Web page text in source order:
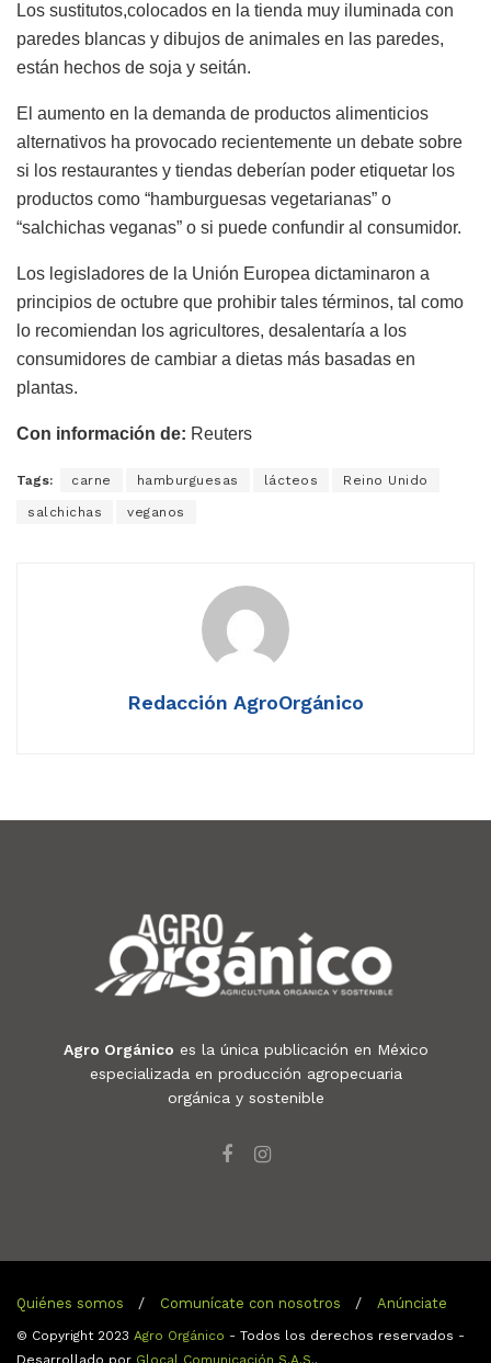
Los sustitutos,colocados en la tienda muy iluminada con
paredes blancas y dibujos de animales en las paredes,
están hechos de soja y seitán.
El aumento en la demanda de productos alimenticios
alternativos ha provocado recientemente un debate sobre
si los restaurantes y tiendas deberían poder etiquetar los
productos como “hamburguesas vegetarianas” o
“salchichas veganas” o si puede confundir al consumidor.
Los legisladores de la Unión Europea dictaminaron a
principios de octubre que prohibir tales términos, tal como
lo recomiendan los agricultores, desalentaría a los
consumidores de cambiar a dietas más basadas en
plantas.
Con información de: Reuters
Tags: carne hamburguesas lácteos Reino Unido
salchichas veganos
Redacción AgroOrgánico
Agro Orgánico es la única publicación en México
especializada en producción agropecuaria
orgánica y sostenible
Quiénes somos Comunícate con nosotros Anúnciate
© Copyright 2023 Agro Orgánico - Todos los derechos reservados -
Desarrollado por Glocal Comunicación S.A.S..